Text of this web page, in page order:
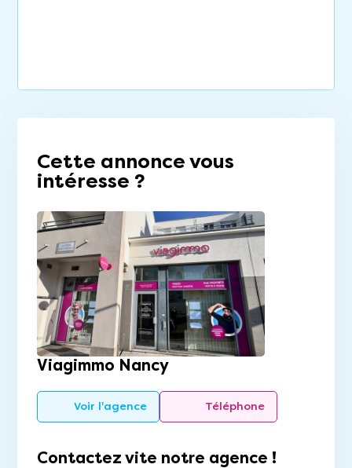
Cette annonce vous
intéresse ?
Viagimmo Nancy
Voir l'agence Téléphone
Contactez vite notre agence !